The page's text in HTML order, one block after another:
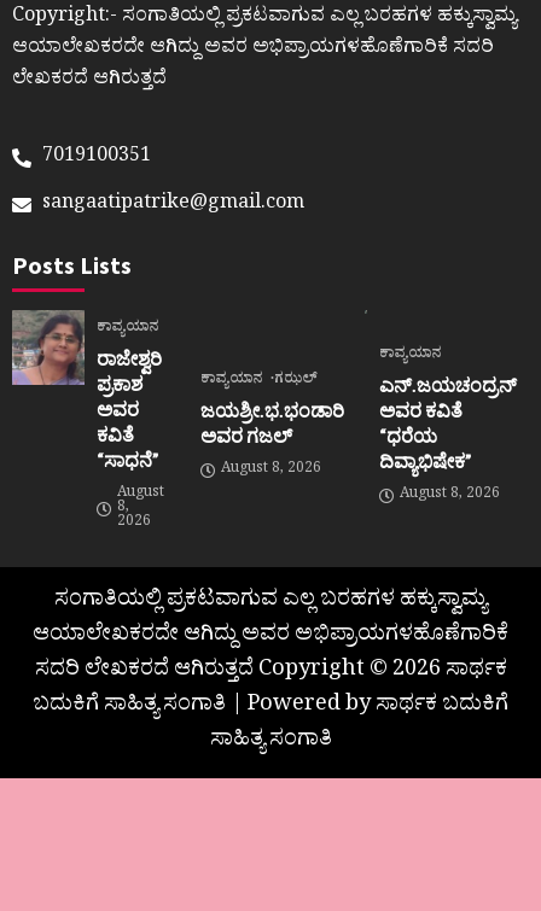
Copyright:- ಸಂಗಾತಿಯಲ್ಲಿ ಪ್ರಕಟವಾಗುವ ಎಲ್ಲ ಬರಹಗಳ ಹಕ್ಕುಸ್ವಾಮ್ಯ
ಆಯಾಲೇಖಕರದೇ ಆಗಿದ್ದು ಅವರ ಅಭಿಪ್ರಾಯಗಳಹೊಣೆಗಾರಿಕೆ ಸದರಿ
ಲೇಖಕರದೆ ಆಗಿರುತ್ತದೆ
7019100351
sangaatipatrike@gmail.com
Posts Lists
ಕಾವ್ಯಯಾನ
ರಾಜೇಶ್ವರಿ
ಪ್ರಕಾಶ
ಅವರ
ಕವಿತೆ
“ಸಾಧನೆ”
August
8,
2026
ಕಾವ್ಯಯಾನ ಗಝಲ್
ಜಯಶ್ರೀ.ಭ.ಭಂಡಾರಿ
ಅವರ ಗಜಲ್
August 8, 2026
ಕಾವ್ಯಯಾನ
ಎನ್.ಜಯಚಂದ್ರನ್
ಅವರ ಕವಿತೆ
“ಧರೆಯ
ದಿವ್ಯಾಭಿಷೇಕ”
August 8, 2026
ಸಂಗಾತಿಯಲ್ಲಿ ಪ್ರಕಟವಾಗುವ ಎಲ್ಲ ಬರಹಗಳ ಹಕ್ಕುಸ್ವಾಮ್ಯ
ಆಯಾಲೇಖಕರದೇ ಆಗಿದ್ದು ಅವರ ಅಭಿಪ್ರಾಯಗಳಹೊಣೆಗಾರಿಕೆ
ಸದರಿ ಲೇಖಕರದೆ ಆಗಿರುತ್ತದೆ Copyright © 2026 ಸಾರ್ಥಕ
ಬದುಕಿಗೆ ಸಾಹಿತ್ಯ ಸಂಗಾತಿ | Powered by ಸಾರ್ಥಕ ಬದುಕಿಗೆ
ಸಾಹಿತ್ಯ ಸಂಗಾತಿ